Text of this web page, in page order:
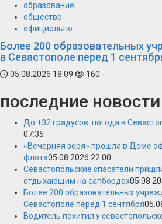
образование
общество
официально
Более 200 образовательных
в Севастополе перед 1
05.08.2026 18:09 160
последние новости
До +32 градусов: погода в
07:35
«Вечерняя зоря» прошла в Доме
флота05.08.2026 22:00
Севастопольские спасатели
отдыхающим на сапбордах
Более 200 образовательных
Севастополе перед 1 сентября
Водитель похитил у